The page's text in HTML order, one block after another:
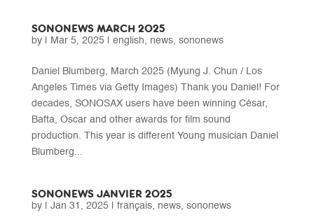
SONONEWS MARCH 2025
by Mar 5, 2025 english news, sononews
Daniel Blumberg, March 2025 (Myung J. Chun / Los
Angeles Times via Getty Images) Thank you Daniel! For
decades, SONOSAX users have been winning César,
Bafta, Oscar and other awards for film sound
production. This year is different Young musician Daniel
Blumberg...
SONONEWS JANVIER 2025
by Jan 31, 2025 français, news, sononews